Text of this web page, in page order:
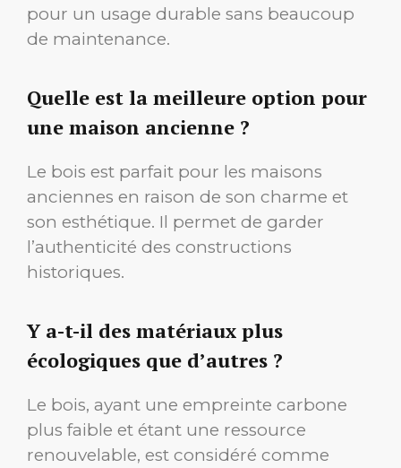
pour un usage durable sans beaucoup
de maintenance.
Quelle est la meilleure option pour
une maison ancienne ?
Le bois est parfait pour les maisons
anciennes en raison de son charme et
son esthétique. Il permet de garder
l’authenticité des constructions
historiques.
Y a-t-il des matériaux plus
écologiques que d’autres ?
Le bois, ayant une empreinte carbone
plus faible et étant une ressource
renouvelable, est considéré comme